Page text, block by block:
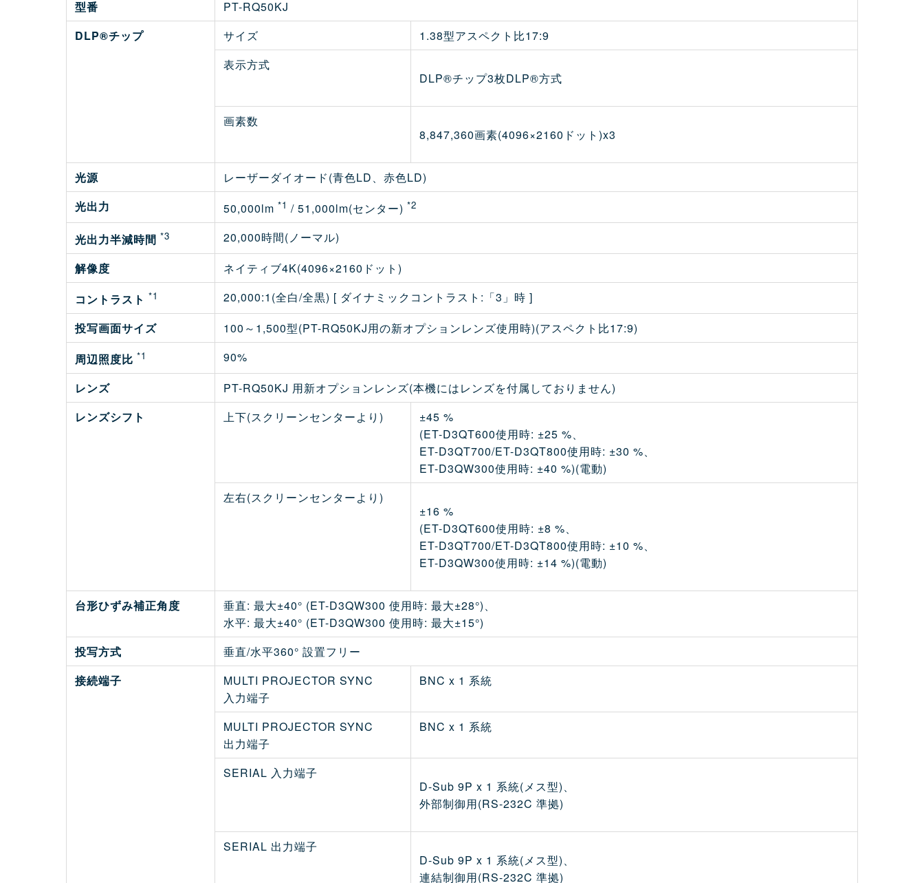
型番
PT-RQ50KJ
DLP®チップ
サイズ
1.38型アスペクト比17:9
表示方式
DLP®チップ3枚DLP®方式
画素数
8,847,360画素(4096×2160ドット)x3
光源
レーザーダイオード(青色LD、赤色LD)
光出力
50,000lm *1 / 51,000lm(センター) *2
光出力半減時間 *3
20,000時間(ノーマル)
解像度
ネイティブ4K(4096×2160ドット)
コントラスト *1
20,000:1(全白/全黒) [ ダイナミックコントラスト:「3」時 ]
投写画面サイズ
100～1,500型(PT-RQ50KJ用の新オプションレンズ使用時)(アスペクト比17:9)
周辺照度比 *1
90%
レンズ
PT-RQ50KJ 用新オプションレンズ(本機にはレンズを付属しておりません)
レンズシフト
上下(スクリーンセンターより)
±45 %
(ET-D3QT600使用時: ±25 %、
ET-D3QT700/ET-D3QT800使用時: ±30 %、
ET-D3QW300使用時: ±40 %)(電動)
左右(スクリーンセンターより)
±16 %
(ET-D3QT600使用時: ±8 %、
ET-D3QT700/ET-D3QT800使用時: ±10 %、
ET-D3QW300使用時: ±14 %)(電動)
台形ひずみ補正角度
垂直: 最大±40° (ET-D3QW300 使用時: 最大±28°)、
水平: 最大±40° (ET-D3QW300 使用時: 最大±15°)
投写方式
垂直/水平360° 設置フリー
接続端子
MULTI PROJECTOR SYNC
入力端子
BNC x 1 系統
MULTI PROJECTOR SYNC
出力端子
BNC x 1 系統
SERIAL 入力端子
D-Sub 9P x 1 系統(メス型)、
外部制御用(RS-232C 準拠)
SERIAL 出力端子
D-Sub 9P x 1 系統(メス型)、
連結制御用(RS-232C 準拠)